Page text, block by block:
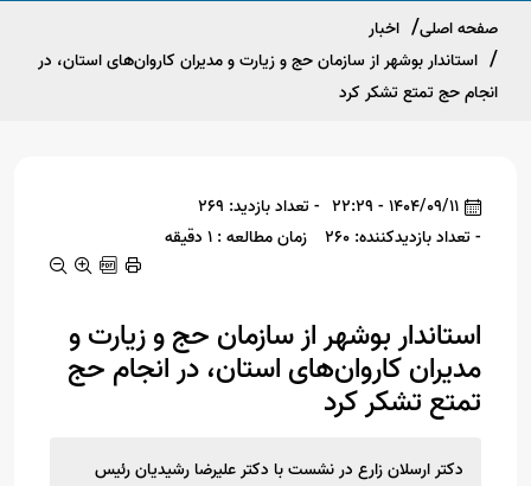
صفحه اصلی
اخبار
استاندار بوشهر از سازمان حج و زیارت و مدیران کاروان‌های استان، در
انجام حج تمتع تشکر کرد
1404/09/11 - 22:29
- تعداد بازدید: 269
- تعداد بازدیدکننده: 260
زمان مطالعه : 1 دقیقه
استاندار بوشهر از سازمان حج و زیارت و
مدیران کاروان‌های استان، در انجام حج
تمتع تشکر کرد
دکتر ارسلان زارع در نشست با دکتر علیرضا رشیدیان رئیس